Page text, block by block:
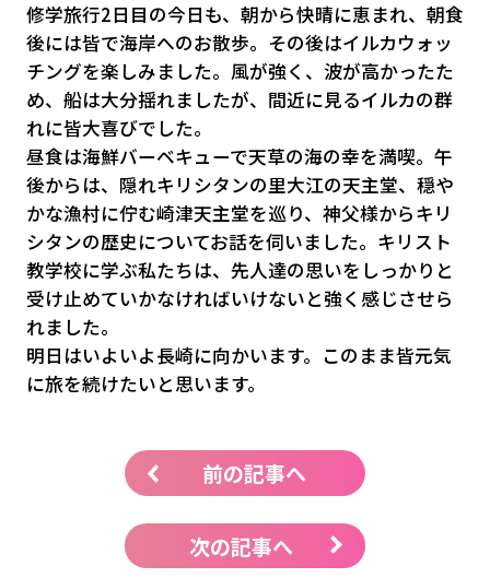
修学旅行2日目の今日も、朝から快晴に恵まれ、朝食
後には皆で海岸へのお散歩。その後はイルカウォッ
チングを楽しみました。風が強く、波が高かったた
め、船は大分揺れましたが、間近に見るイルカの群
れに皆大喜びでした。
昼食は海鮮バーベキューで天草の海の幸を満喫。午
後からは、隠れキリシタンの里大江の天主堂、穏や
かな漁村に佇む崎津天主堂を巡り、神父様からキリ
シタンの歴史についてお話を伺いました。キリスト
教学校に学ぶ私たちは、先人達の思いをしっかりと
受け止めていかなければいけないと強く感じさせら
れました。
明日はいよいよ長崎に向かいます。このまま皆元気
に旅を続けたいと思います。
前の記事へ
次の記事へ